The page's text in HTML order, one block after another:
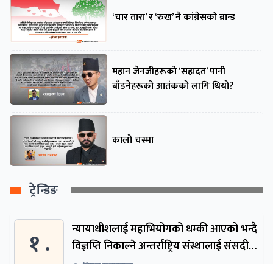
‘चार तारा’ र ‘रुख’ नै कांग्रेसको ब्रान्ड
महान जेनजीहरूको ‘सहादत’ पानी
बाँडनेहरूको आतंकको लागि थियो?
कालो चस्मा
ट्रेन्डिङ
१ .
न्यायाधीशलाई महाभियोगको धम्की आएको भन्दै
विज्ञप्ति निकाल्ने अन्तर्राष्ट्रिय संस्थालाई संसदीय